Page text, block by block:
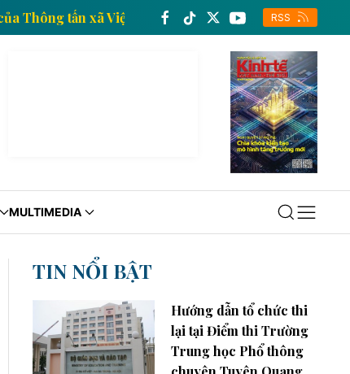
kinh tế của Thông tấn xã Việt Nam Trang
RSS
MULTIMEDIA
TIN NỔI BẬT
Hướng dẫn tổ chức thi
lại tại Điểm thi Trường
Trung học Phổ thông